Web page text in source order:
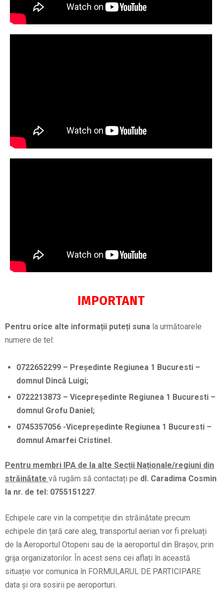
IMPORTANT
Pentru orice alte informații puteți suna la următoarele
numere de tel:
0722652299 – Președinte Regiunea 1 Bucuresti –
domnul Dincă Luigi;
0722213873 – Vicepreședinte Regiunea 1 Bucuresti –
domnul Grofu Daniel;
0745357056 -Vicepreședinte Regiunea 1 Bucuresti –
domnul Amarfei Cristinel.
Pentru membri IPA de la alte Secții Naționale/regiuni din
străinătate vă rugăm să contactați pe dl. Caradima Cosmin
la nr. de tel: 0755151227.
Echipele care vin la competiție din străinătate precum
echipele din țară care aleg, transportul aerian vor fi preluați
de la Aeroportul Otopeni sau de la aeroportul din Brașov, prin
grija organizatorilor. În acest sens cei aflați în această
situație vor comunica în FORMULARUL DE PARTICIPARE
data și ora sosirii pe aeroporturi.